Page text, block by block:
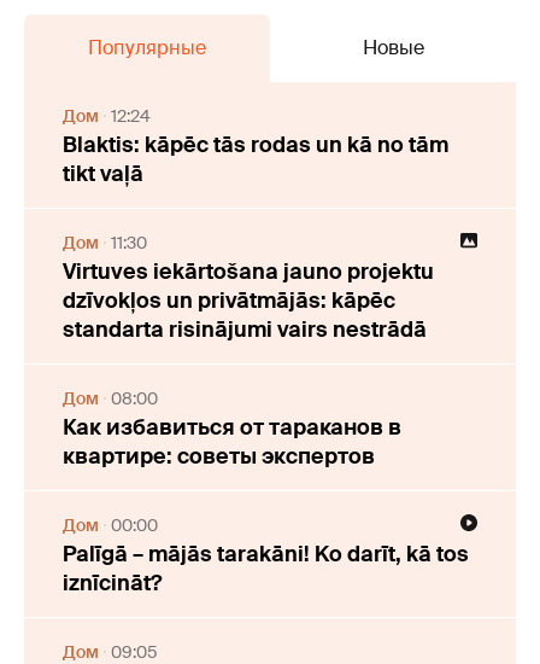
Популярные Новые
Дом 12:24
Blaktis: kāpēc tās rodas un kā no tām
tikt vaļā
Дом 11:30
Virtuves iekārtošana jauno projektu
dzīvokļos un privātmājās: kāpēc
standarta risinājumi vairs nestrādā
Дом 08:00
Как избавиться от тараканов в
квартире: советы экспертов
Дом 00:00
Palīgā – mājās tarakāni! Ko darīt, kā tos
iznīcināt?
Дом 09:05